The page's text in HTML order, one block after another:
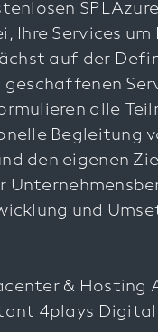
Ihre Services
auf der
alle
den eigenen
und
& Hosting
4plays Digital